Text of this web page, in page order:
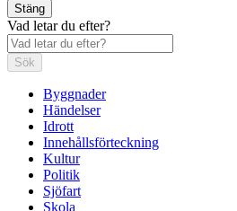
Stäng
Vad letar du efter?
Sök
Byggnader
Händelser
Idrott
Innehållsförteckning
Kultur
Politik
Sjöfart
Skola